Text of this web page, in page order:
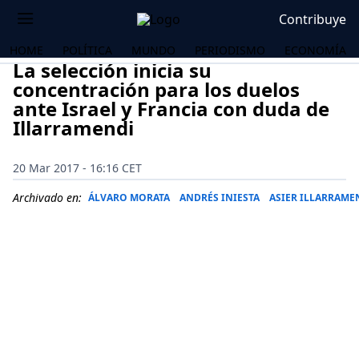
Contribuye
HOME POLÍTICA MUNDO PERIODISMO ECONOMÍA
La selección inicia su
concentración para los duelos
ante Israel y Francia con duda de
Illarramendi
20 Mar 2017 - 16:16 CET
Archivado en: ÁLVARO MORATA ANDRÉS INIESTA ASIER